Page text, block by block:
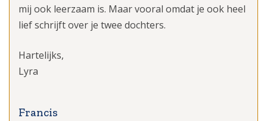
mij ook leerzaam is. Maar vooral omdat je ook heel
lief schrijft over je twee dochters.
Hartelijks,
Lyra
Francis